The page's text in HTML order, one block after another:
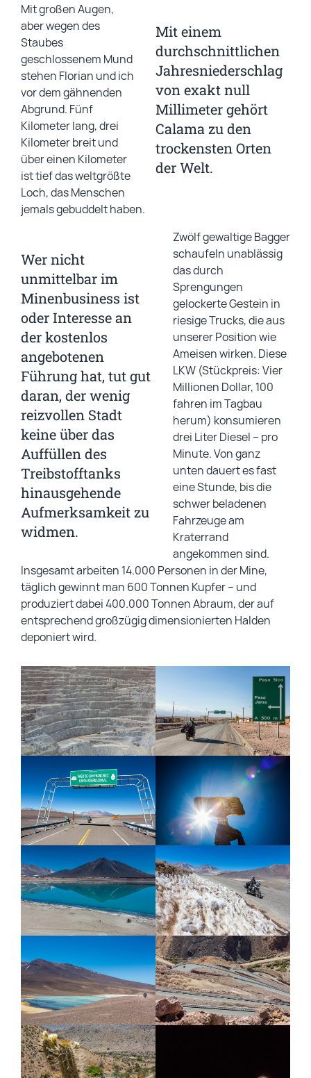
Mit einem
durchschnittlichen
Jahresniederschlag
von exakt null
Millimeter gehört
Calama zu den
trockensten Orten
der Welt.
Mit großen Augen,
aber wegen des
Staubes
geschlossenem Mund
stehen Florian und ich
vor dem gähnenden
Abgrund. Fünf
Kilometer lang, drei
Kilometer breit und
über einen Kilometer
ist tief das weltgrößte
Loch, das Menschen
jemals gebuddelt haben.
Wer nicht
unmittelbar im
Minenbusiness ist
oder Interesse an
der kostenlos
angebotenen
Führung hat, tut gut
daran, der wenig
reizvollen Stadt
keine über das
Auffüllen des
Treibstofftanks
hinausgehende
Aufmerksamkeit zu
widmen.
Zwölf gewaltige Bagger
schaufeln unablässig
das durch
Sprengungen
gelockerte Gestein in
riesige Trucks, die aus
unserer Position wie
Ameisen wirken. Diese
LKW (Stückpreis: Vier
Millionen Dollar, 100
fahren im Tagbau
herum) konsumieren
drei Liter Diesel – pro
Minute. Von ganz
unten dauert es fast
eine Stunde, bis die
schwer beladenen
Fahrzeuge am
Kraterrand
angekommen sind.
Insgesamt arbeiten 14.000 Personen in der Mine,
täglich gewinnt man 600 Tonnen Kupfer – und
produziert dabei 400.000 Tonnen Abraum, der auf
entsprechend großzügig dimensionierten Halden
deponiert wird.